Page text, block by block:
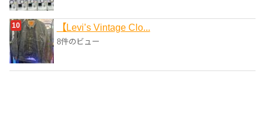
【Levi’s Vintage Clo...
8件のビュー